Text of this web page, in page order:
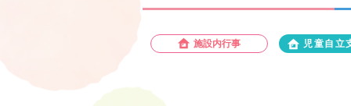
施設内行事 児童自立